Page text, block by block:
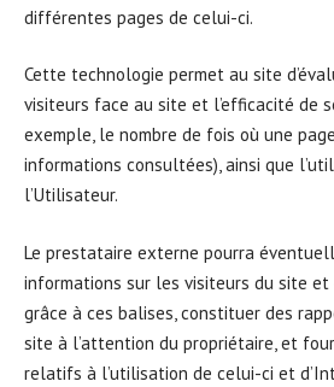
différentes pages de celui-ci.
Cette technologie permet au site
visiteurs face au site et l’efficacité de
exemple, le nombre de fois où une
informations consultées), ainsi que
l’Utilisateur.
Le prestataire externe pourra
informations sur les visiteurs du site
grâce à ces balises, constituer des
site à l’attention du propriétaire, et
relatifs à l’utilisation de celui-ci et